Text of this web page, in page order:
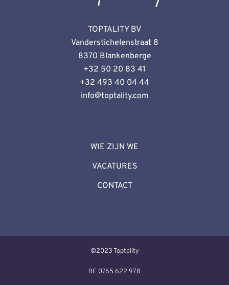
TOPTALITY BV
Vanderstichelenstraat 8
8370 Blankenberge
+32 50 20 83 41
+32 493 40 04 44
info@toptality.com
WIE ZIJN WE
VACATURES
CONTACT
©2023 Toptality
BE 0765.622.978